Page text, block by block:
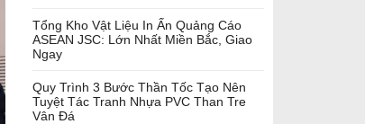
Tổng Kho Vật Liệu In Ấn Quảng Cáo
ASEAN JSC: Lớn Nhất Miền Bắc, Giao
Ngay
Quy Trình 3 Bước Thần Tốc Tạo Nên
Tuyệt Tác Tranh Nhựa PVC Than Tre
Vân Đá